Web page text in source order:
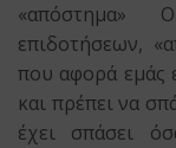
«απόστημα»
επιδοτήσεων,
που αφορά εμάς
και πρέπει να
έχει σπάσει